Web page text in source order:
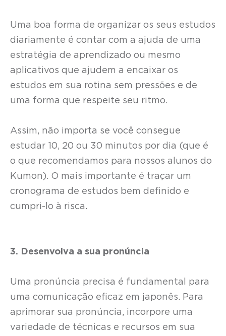
Uma boa forma de organizar os seus estudos
diariamente é contar com a ajuda de uma
estratégia de aprendizado ou mesmo
aplicativos que ajudem a encaixar os
estudos em sua rotina sem pressões e de
uma forma que respeite seu ritmo.
Assim, não importa se você consegue
estudar 10, 20 ou 30 minutos por dia (que é
o que recomendamos para nossos alunos do
Kumon). O mais importante é traçar um
cronograma de estudos bem definido e
cumpri-lo à risca.
3. Desenvolva a sua pronúncia
Uma pronúncia precisa é fundamental para
uma comunicação eficaz em japonês. Para
aprimorar sua pronúncia, incorpore uma
variedade de técnicas e recursos em sua